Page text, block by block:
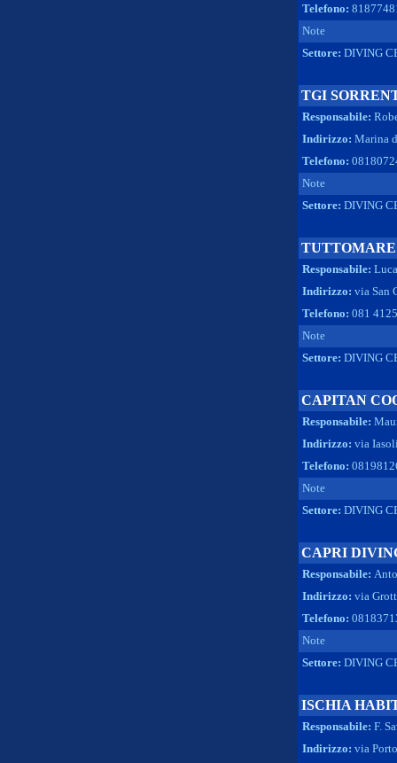
Telefono:
Note
Settore: DIVING
TGI
Responsabile:
Indirizzo: Marina
Telefono:
Note
Settore: DIVING
Responsabile:
Indirizzo: via San
Telefono: 081
Note
Settore: DIVING
CAPITAN
Responsabile:
Indirizzo: via
Telefono:
Note
Settore: DIVING
CAPRI
Responsabile:
Indirizzo: via
Telefono:
Note
Settore: DIVING
ISCHIA
Responsabile: F.
Indirizzo: via